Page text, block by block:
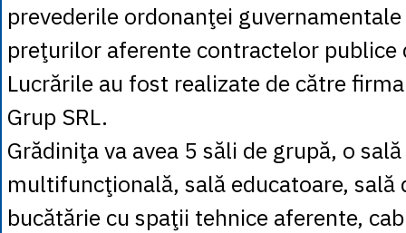
prevederile ordonanţei
preţurilor aferente contractelor publice
Lucrările au fost realizate de către
Grup SRL.
Grădiniţa va avea 5 săli de grupă, o sală
multifuncţională, sală educatoare, sală
bucătărie cu spaţii tehnice aferente,